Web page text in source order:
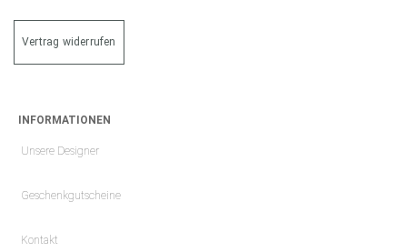
Vertrag widerrufen
INFORMATIONEN
Unsere Designer
Geschenkgutscheine
Kontakt